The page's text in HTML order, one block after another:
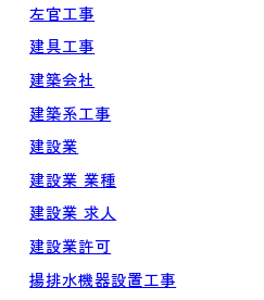
左官工事
建具工事
建築会社
建築系工事
建設業
建設業 業種
建設業 求人
建設業許可
揚排水機器設置工事